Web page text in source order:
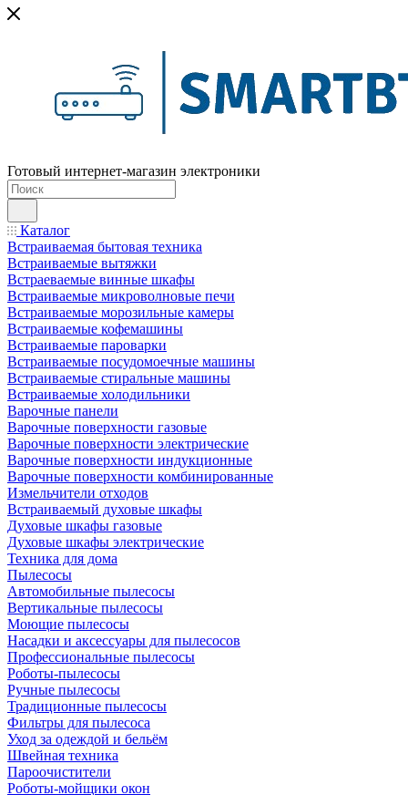
Готовый интернет-магазин электроники
Каталог
Встраиваемая бытовая техника
Встраиваемые вытяжки
Встраеваемые винные шкафы
Встраиваемые микроволновые печи
Встраиваемые морозильные камеры
Встраиваемые кофемашины
Встраиваемые пароварки
Встраиваемые посудомоечные машины
Встраиваемые стиральные машины
Встраиваемые холодильники
Варочные панели
Варочные поверхности газовые
Варочные поверхности электрические
Варочные поверхности индукционные
Варочные поверхности комбинированные
Измельчители отходов
Встраиваемый духовые шкафы
Духовые шкафы газовые
Духовые шкафы электрические
Техника для дома
Пылесосы
Автомобильные пылесосы
Вертикальные пылесосы
Моющие пылесосы
Насадки и аксессуары для пылесосов
Профессиональные пылесосы
Роботы-пылесосы
Ручные пылесосы
Традиционные пылесосы
Фильтры для пылесоса
Уход за одеждой и бельём
Швейная техника
Пароочистители
Роботы-мойщики окон